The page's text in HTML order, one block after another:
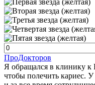
ПроДокторов
Я обращался в клинику
чтобы полечить кариес.